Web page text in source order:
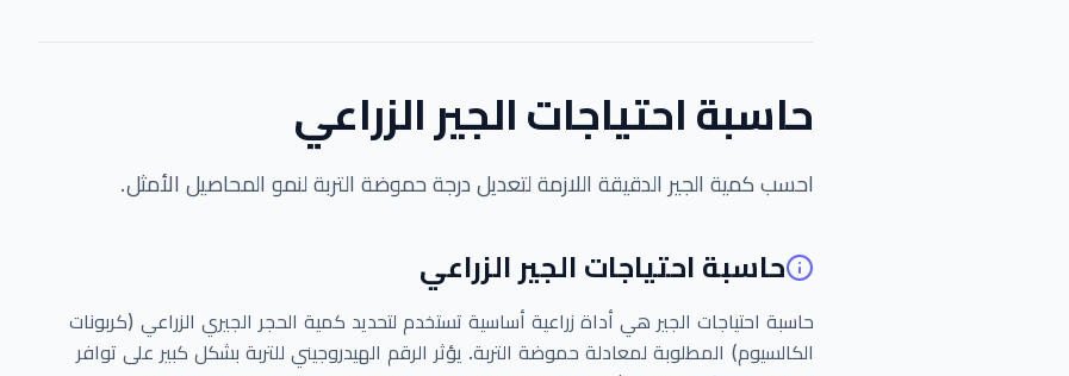
حاسبة احتياجات الجير الزراعي
احسب كمية الجير الدقيقة اللازمة لتعديل درجة حموضة التربة لنمو المحاصيل الأمثل.
حاسبة احتياجات الجير الزراعي
حاسبة احتياجات الجير هي أداة زراعية أساسية تستخدم لتحديد كمية الحجر الجيري الزراعي (كربونات
الكالسيوم) المطلوبة لمعادلة حموضة التربة. يؤثر الرقم الهيدروجيني للتربة بشكل كبير على توافر